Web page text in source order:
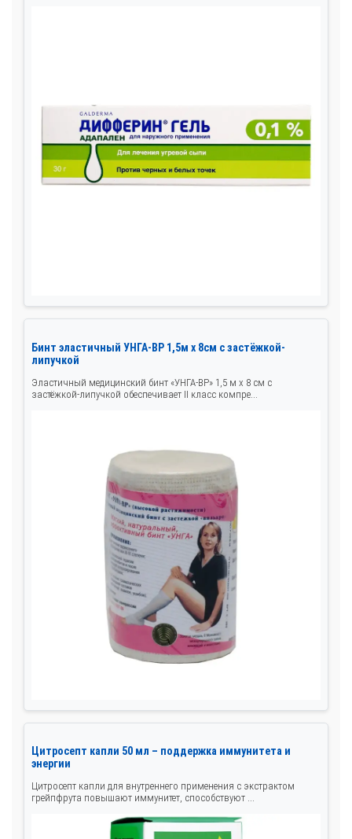
Бинт эластичный УНГА-ВР 1,5м х 8см с застёжкой-
липучкой
Эластичный медицинский бинт «УНГА-ВР» 1,5 м х 8 см с
застёжкой-липучкой обеспечивает II класс компре...
Цитросепт капли 50 мл – поддержка иммунитета и
энергии
Цитросепт капли для внутреннего применения с экстрактом
грейпфрута повышают иммунитет, способствуют ...